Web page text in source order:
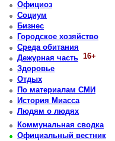
Официоз
Социум
Бизнес
Городское хозяйство
Среда обитания
Дежурная часть 16+
Здоровье
Отдых
По материалам СМИ
История Миасса
Людям о людях
Коммунальная сводка
Официальный вестник